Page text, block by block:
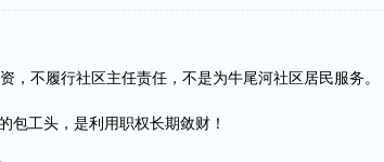
不履行社区主任责任，不是为牛尾河社区居民服务。
包工头，是利用职权长期敛财！